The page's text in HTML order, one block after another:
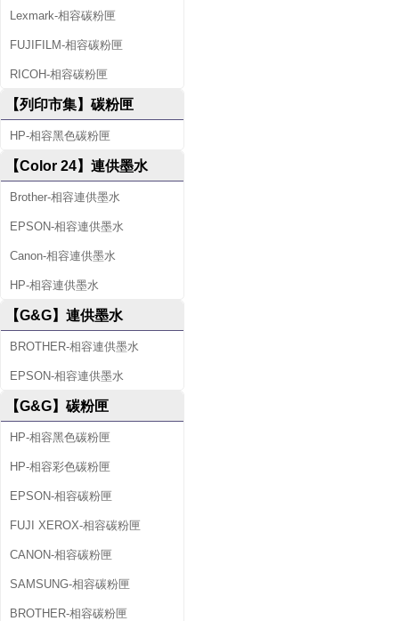
Lexmark-相容碳粉匣
FUJIFILM-相容碳粉匣
RICOH-相容碳粉匣
【列印市集】碳粉匣
HP-相容黑色碳粉匣
【Color 24】連供墨水
Brother-相容連供墨水
EPSON-相容連供墨水
Canon-相容連供墨水
HP-相容連供墨水
【G&G】連供墨水
BROTHER-相容連供墨水
EPSON-相容連供墨水
【G&G】碳粉匣
HP-相容黑色碳粉匣
HP-相容彩色碳粉匣
EPSON-相容碳粉匣
FUJI XEROX-相容碳粉匣
CANON-相容碳粉匣
SAMSUNG-相容碳粉匣
BROTHER-相容碳粉匣